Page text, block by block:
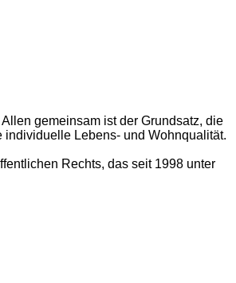
gemeinsam ist der Grundsatz, die
Lebens- und Wohnqualität.
Rechts, das seit 1998 unter